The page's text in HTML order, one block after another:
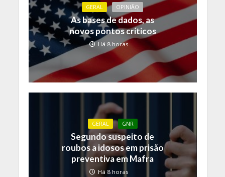
GERAL OPINIÃO
As bases de dados, as
novos pontos críticos
Há 8 horas
GERAL GNR
Segundo suspeito de
roubos a idosos em prisão
preventiva em Mafra
Há 8 horas